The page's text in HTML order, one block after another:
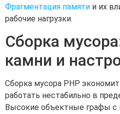
Фрагментация памяти и их
рабочие нагрузки.
Сборка
камни и
Сборка мусора PHP
работать нестабильно в
Высокие объектные графы с